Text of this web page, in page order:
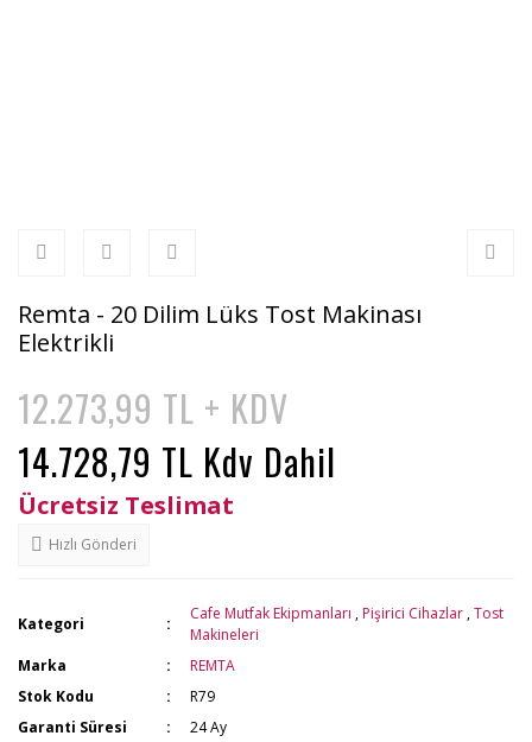
Remta - 20 Dilim Lüks Tost Makinası
Elektrikli
12.273,99 TL + KDV
14.728,79 TL Kdv Dahil
Ücretsiz Teslimat
Hızlı Gönderi
Kategori
Cafe Mutfak Ekipmanları , Pişirici Cihazlar ,Tost
Makineleri
Marka
REMTA
Stok Kodu
R79
Garanti Süresi
24 Ay